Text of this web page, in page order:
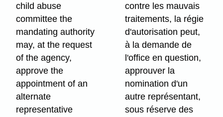
child abuse
committee the
mandating authority
may, at the request
of the agency,
approve the
appointment of an
alternate
representative
contre les mauvais
traitements, la régie
d'autorisation peut,
à la demande de
l'office en question,
approuver la
nomination d'un
autre représentant,
sous réserve des